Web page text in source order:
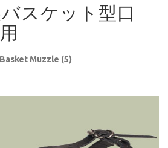
スケット型口
Muzzle (5)